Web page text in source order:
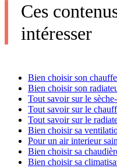
Ces
intéresser
Bien choisir son
Bien choisir son
Tout savoir sur le
Tout savoir sur le
Tout savoir sur le
Bien choisir sa
Pour un air interieur
Bien choisir sa
Bien choisir sa